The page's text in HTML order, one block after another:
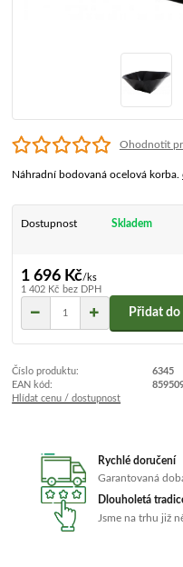
Ohodnotit
Náhradní bodovaná ocelová korba.
Dostupnost Skladem
1 696 Kč/ks
1 402 Kč bez DPH
Přidat do
Číslo produktu:
6345
EAN kód:
Hlídat cenu / dostupnost
Rychlé doručení
Garantovaná
Dlouholetá
Jsme na trhu již